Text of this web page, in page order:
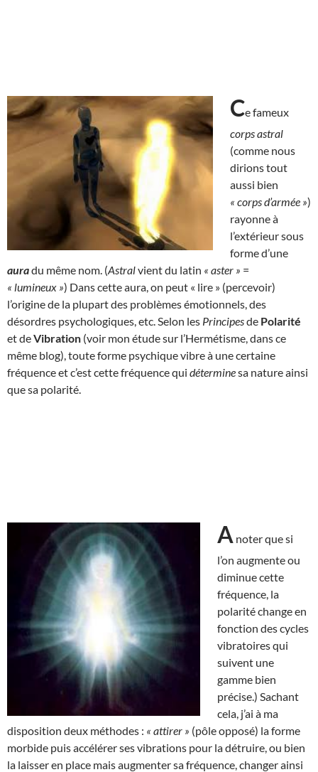
Ce fameux
corps astral
(comme nous
dirions tout
aussi bien
« corps d’armée »)
rayonne à
l’extérieur sous
forme d’une
auradu même nom. (Astralvient du latin « aster » =
« lumineux ») Dans cette aura, on peut « lire » (percevoir)
l’origine de la plupart des problèmes émotionnels, des
désordres psychologiques, etc. Selon les Principesde Polarité
et deVibration (voir mon étude sur l’Hermétisme, dans ce
même blog), toute forme psychique vibre à une certaine
fréquence et c’est cette fréquence qui déterminesa nature ainsi
que sa polarité.
A noter que si
l’on augmente ou
diminue cette
fréquence, la
polarité change en
fonction des cycles
vibratoires qui
suivent une
gamme bien
précise.) Sachant
cela, j’ai à ma
disposition deux méthodes : « attirer » (pôle opposé) la forme
morbide puis accélérer ses vibrations pour la détruire, ou bien
la laisser en place mais augmenter sa fréquence, changer ainsi